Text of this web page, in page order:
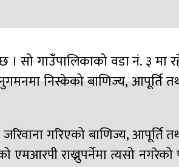
सो गाउँपालिकाको वडा नं. ३ मा
निस्केको बाणिज्य, आपूर्ति
गरिएको बाणिज्य, आपूर्ति
एमआरपी राख्नुपर्नेमा त्यसो नगरेको